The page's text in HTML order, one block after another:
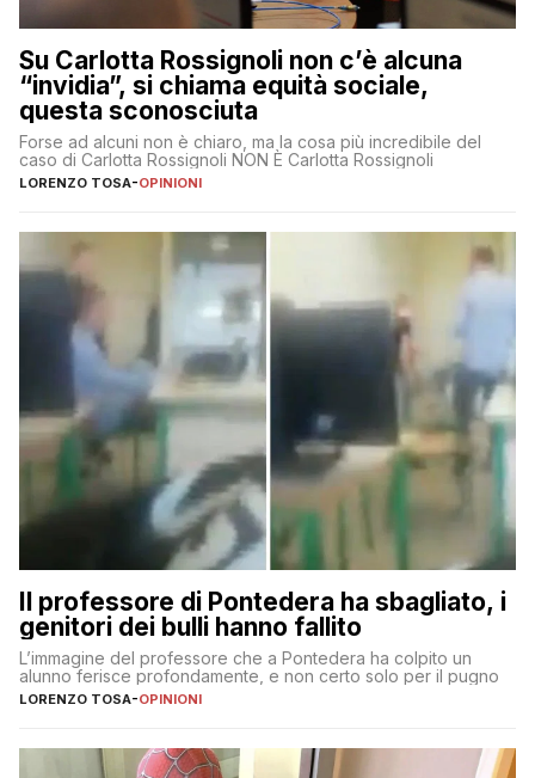
Su Carlotta Rossignoli non c’è alcuna
“invidia”, si chiama equità sociale,
questa sconosciuta
Forse ad alcuni non è chiaro, ma la cosa più incredibile del
caso di Carlotta Rossignoli NON È Carlotta Rossignoli
LORENZO TOSA-OPINIONI
Il professore di Pontedera ha sbagliato, i
genitori dei bulli hanno fallito
L’immagine del professore che a Pontedera ha colpito un
alunno ferisce profondamente, e non certo solo per il pugno
LORENZO TOSA-OPINIONI